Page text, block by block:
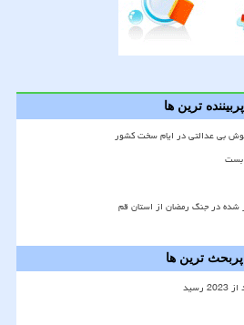
پربیننده ترین ها
بی عدالتی در ایام سخت کشور
بست
شده در جنگ رمضان از استان قم
پربحث ترین ها